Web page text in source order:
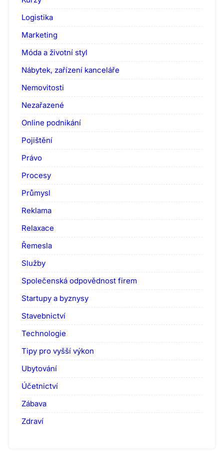
Logistika
Marketing
Móda a životní styl
Nábytek, zařízení kanceláře
Nemovitosti
Nezařazené
Online podnikání
Pojištění
Právo
Procesy
Průmysl
Reklama
Relaxace
Řemesla
Služby
Společenská odpovědnost firem
Startupy a byznysy
Stavebnictví
Technologie
Tipy pro vyšší výkon
Ubytování
Účetnictví
Zábava
Zdraví